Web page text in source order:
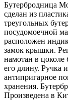
Бутербродница
сделан из
треугольных
посудомоечной
расположен
замок крышки.
намотан в
его длину. Ручка
антипригарное
хранения.
Произведена в